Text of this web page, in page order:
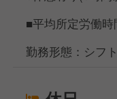
■平均所定労働
勤務形態：シフ